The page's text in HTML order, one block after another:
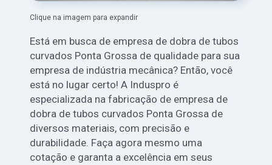
Clique na imagem para expandir
Está em busca de empresa de dobra de tubos
curvados Ponta Grossa de qualidade para sua
empresa de indústria mecânica? Então, você
está no lugar certo! A Induspro é
especializada na fabricação de empresa de
dobra de tubos curvados Ponta Grossa de
diversos materiais, com precisão e
durabilidade. Faça agora mesmo uma
cotação e garanta a excelência em seus